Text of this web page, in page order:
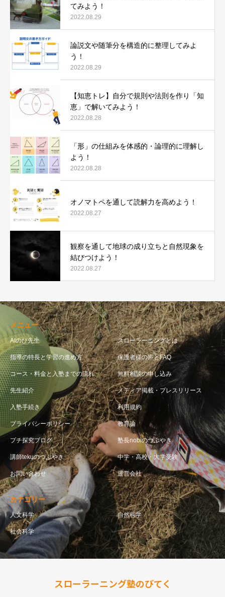
てみよう！
2022.08.29
論説文や随筆分を構造的に整理してみよ
う！
2022.08.29
【知恵トレ】自分で規則や法則を作り「知
恵」で解いてみよう！
2022.08.28
「形」の仕組みを体感的・論理的に理解し
よう！
2022.08.28
オノマトペを通して読解力を高めよう！
2022.08.27
観察を通して地球の成り立ちと自然現象を
結びつけよう！
2022.08.27
メニュー
AIのび先生 スローラーニングとは
指導の特長と学習の進め方 保護者様の声とFAQ
コース・料金と入塾までの流れ 無料相談の申し込み
先生紹介 メディア掲載・プレスリリース
入塾手続き 利用規約
プライバシーポリシー 教育論
プチ探究ブログ 塾長nobiのつぶやき
講師tekuのつぶやき 中学・高校・大学受験
お問い合わせ 運営会社
カテゴリー
人文科学 自然科学
社会科学
スローラーニング塾のびてく